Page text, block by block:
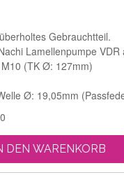
Gebrauchtteil.
Lamellenpumpe VDR
(TK Ø: 127mm)
Ø: 19,05mm
DEN WARENKORB